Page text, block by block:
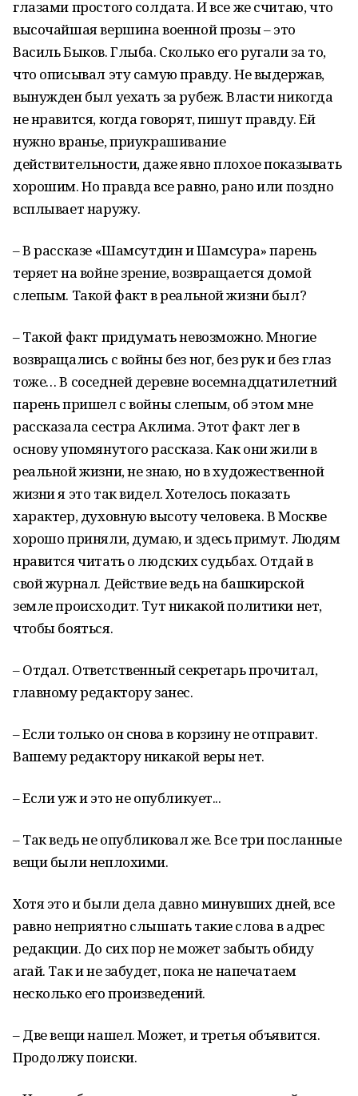
глазами простого солдата. И все же считаю, что
высочайшая вершина военной прозы – это
Василь Быков. Глыба. Сколько его ругали за то,
что описывал эту самую правду. Не выдержав,
вынужден был уехать за рубеж. Власти никогда
не нравится, когда говорят, пишут правду. Ей
нужно вранье, приукрашивание
действительности, даже явно плохое показывать
хорошим. Но правда все равно, рано или поздно
всплывает наружу.
– В рассказе «Шамсутдин и Шамсура» парень
теряет на войне зрение, возвращается домой
слепым. Такой факт в реальной жизни был?
– Такой факт придумать невозможно. Многие
возвращались с войны без ног, без рук и без глаз
тоже… В соседней деревне восемнадцатилетний
парень пришел с войны слепым, об этом мне
рассказала сестра Аклима. Этот факт лег в
основу упомянутого рассказа. Как они жили в
реальной жизни, не знаю, но в художественной
жизни я это так видел. Хотелось показать
характер, духовную высоту человека. В Москве
хорошо приняли, думаю, и здесь примут. Людям
нравится читать о людских судьбах. Отдай в
свой журнал. Действие ведь на башкирской
земле происходит. Тут никакой политики нет,
чтобы бояться.
– Отдал. Ответственный секретарь прочитал,
главному редактору занес.
– Если только он снова в корзину не отправит.
Вашему редактору никакой веры нет.
– Если уж и это не опубликует...
– Так ведь не опубликовал же. Все три посланные
вещи были неплохими.
Хотя это и были дела давно минувших дней, все
равно неприятно слышать такие слова в адрес
редакции. До сих пор не может забыть обиду
агай. Так и не забудет, пока не напечатаем
несколько его произведений.
– Две вещи нашел. Может, и третья объявится.
Продолжу поиски.